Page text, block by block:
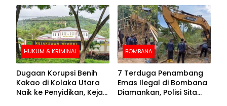
HUKUM & KRIMINAL
Dugaan Korupsi Benih
Kakao di Kolaka Utara
Naik ke Penyidikan, Kejari
BOMBANA
7 Terduga Penambang
Emas Ilegal di Bombana
Diamankan, Polisi Sita